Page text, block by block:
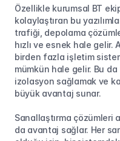
Özellikle kurumsal BT
kolaylaştıran bu
trafiği, depolama
hızlı ve esnek hale
birden fazla işletim
mümkün hale gelir. Bu
izolasyon sağlamak ve
büyük avantaj sunar.
Sanallaştırma çözümleri
da avantaj sağlar. Her